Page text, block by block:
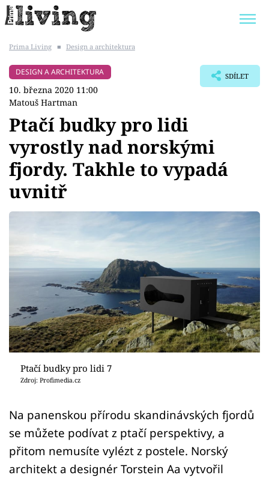
BYDLENÍ SLAVNÝCH
ZAHRADA
Témata
Bydlení
Zahrada
Sledujte prima+
Přihlášení
Sledujte nás
Prima Living ■ Design a architektura
DESIGN A ARCHITEKTURA
10. března 2020 11:00
Matouš Hartman
SDÍLET
Ptačí budky pro lidi
vyrostly nad norskými
fjordy. Takhle to vypadá
uvnitř
Ptačí budky pro lidi 7
Zdroj: Profimedia.cz
Na panenskou přírodu skandinávských fjordů
se můžete podívat z ptačí perspektivy, a
přitom nemusíte vylézt z postele. Norský
architekt a designér Torstein Aa vytvořil